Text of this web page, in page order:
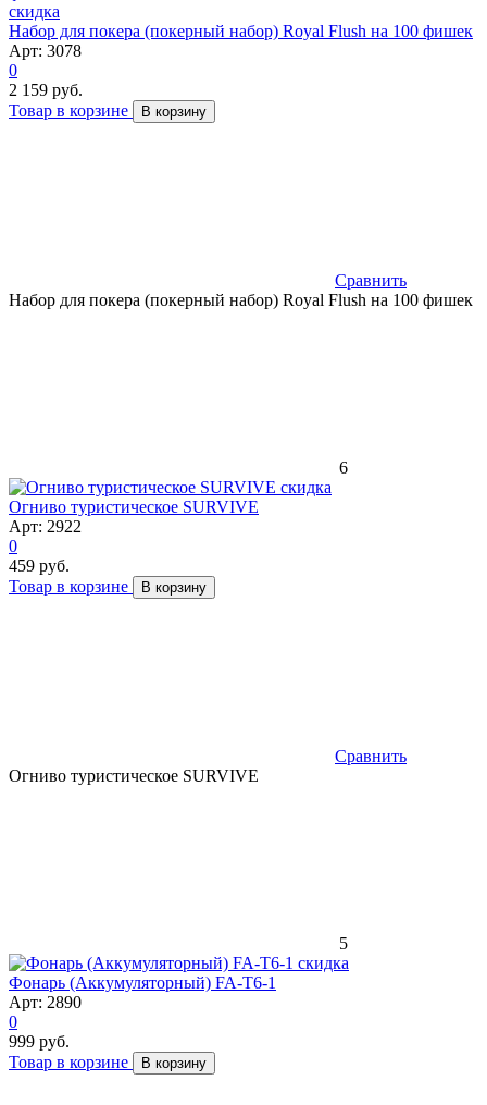
скидка
Набор для покера (покерный набор) Royal Flush на 100 фишек
Арт: 3078
0
2 159 руб.
Товар в корзине
В корзину
Сравнить
Набор для покера (покерный набор) Royal Flush на 100 фишек
6
скидка
Огниво туристическое SURVIVE
Арт: 2922
0
459 руб.
Товар в корзине
В корзину
Сравнить
Огниво туристическое SURVIVE
5
скидка
Фонарь (Аккумуляторный) FA-T6-1
Арт: 2890
0
999 руб.
Товар в корзине
В корзину